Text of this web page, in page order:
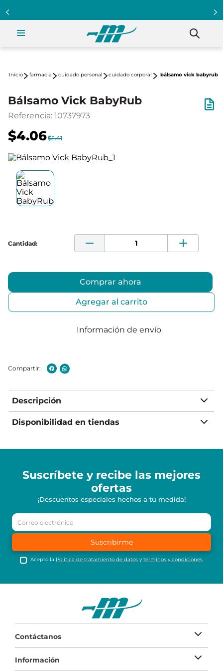
farmacia cuidado personal cuidado corporal bálsamo vick babyrub
Bálsamo Vick BabyRub
Referencia: 10737973
$4.06$5.41
Comprar ahora
Agregar al carrito
Información de envío
Descripción
Disponibilidad en tiendas
Suscríbete y recibe las mejores
ofertas
¡Descuentos especiales hechos a tu medida!
Suscribirme
Acepto la Política de tratamiento de datos ytérminos y condiciones
Contáctanos
Información